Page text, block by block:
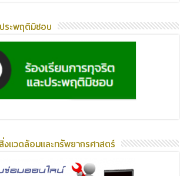
ระพฤติมิชอบ
แวดล้อมและทรัพยากรศาสตร์